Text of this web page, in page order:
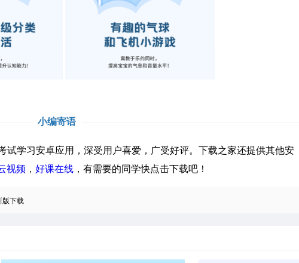
小编寄语
学习安卓应用，深受用户喜爱，广受好评。下载之家还提供其他安
视频 ， 好课在线 ，有需要的同学快点击下载吧！
版下载